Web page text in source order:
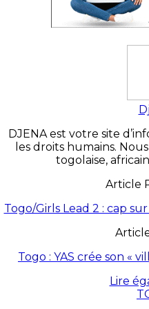
DJENA est votre site
les droits humains.
togolaise,
Article
Togo/Girls Lead 2 : cap
Togo : YAS crée son «
Lire